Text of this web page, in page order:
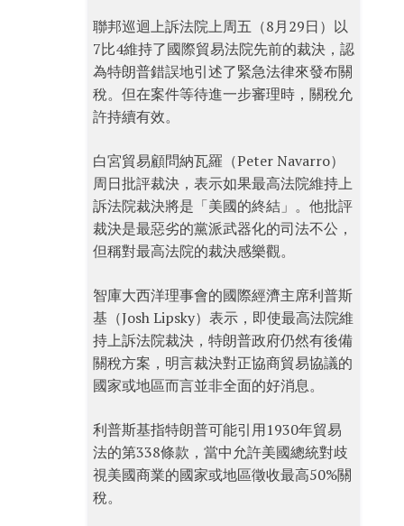
聯邦巡迴上訴法院上周五（8月29日）以
7比4維持了國際貿易法院先前的裁決，認
為特朗普錯誤地引述了緊急法律來發布關
稅。但在案件等待進一步審理時，關稅允
許持續有效。
白宮貿易顧問納瓦羅（Peter Navarro）
周日批評裁決，表示如果最高法院維持上
訴法院裁決將是「美國的終結」。他批評
裁決是最惡劣的黨派武器化的司法不公，
但稱對最高法院的裁決感樂觀。
智庫大西洋理事會的國際經濟主席利普斯
基（Josh Lipsky）表示，即使最高法院維
持上訴法院裁決，特朗普政府仍然有後備
關稅方案，明言裁決對正協商貿易協議的
國家或地區而言並非全面的好消息。
利普斯基指特朗普可能引用1930年貿易
法的第338條款，當中允許美國總統對歧
視美國商業的國家或地區徵收最高50%關
稅。